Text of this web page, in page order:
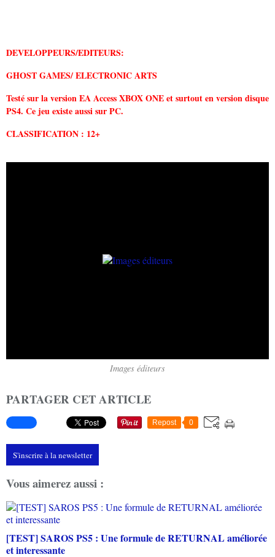
DEVELOPPEURS/EDITEURS:
GHOST GAMES/ ELECTRONIC ARTS
Testé sur la version EA Access XBOX ONE et surtout en version disque
PS4. Ce jeu existe aussi sur PC.
CLASSIFICATION : 12+
Images éditeurs
PARTAGER CET ARTICLE
Repost 0
S'inscrire à la newsletter
Vous aimerez aussi :
[TEST] SAROS PS5 : Une formule de RETURNAL améliorée
et interessante